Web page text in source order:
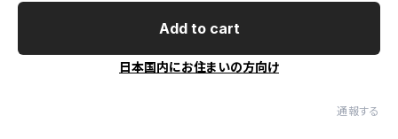
Add to cart
日本国内にお住まいの方向け
通報する